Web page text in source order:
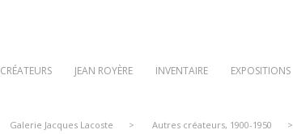
CRÉATEURS JEAN ROYÈRE INVENTAIRE EXPOSITIONS
Galerie Jacques Lacoste > Autres créateurs, 1900-1950 >